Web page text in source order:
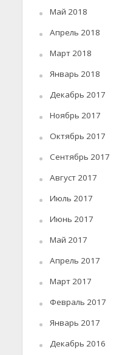
Май 2018
Апрель 2018
Март 2018
Январь 2018
Декабрь 2017
Ноябрь 2017
Октябрь 2017
Сентябрь 2017
Август 2017
Июль 2017
Июнь 2017
Май 2017
Апрель 2017
Март 2017
Февраль 2017
Январь 2017
Декабрь 2016